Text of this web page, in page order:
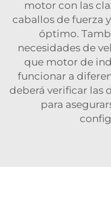
motor con las
caballos de fuerza
óptimo.
necesidades de
que motor de
funcionar a
deberá verificar las
para